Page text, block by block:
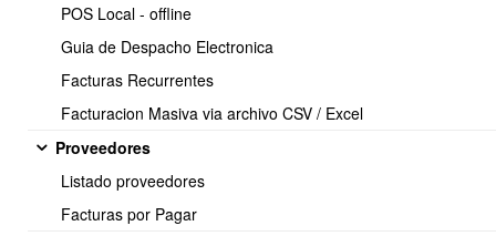
POS Local - offline
Guia de Despacho Electronica
Facturas Recurrentes
Facturacion Masiva via archivo CSV / Excel
Proveedores
Listado proveedores
Facturas por Pagar
🎯¿Para qué sirve el
módulo de Proyectos?
El módulo permite:
✔ Planificar y estructurar proyectos
Definir objetivos, alcance, responsables, participantes, presupuesto
y etapas del proyecto.